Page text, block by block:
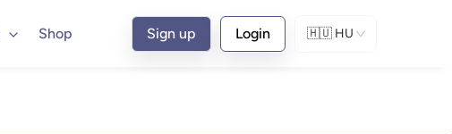
Shop Sign up Login 🇭🇺 HU